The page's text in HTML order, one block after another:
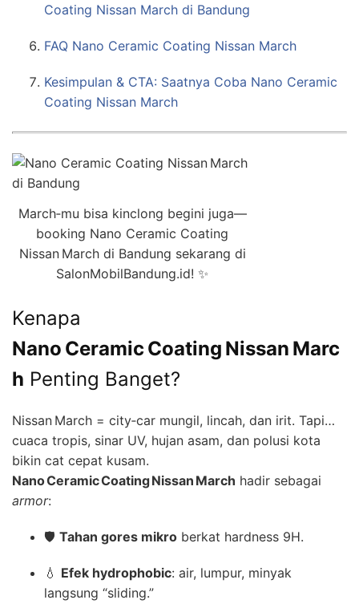
Coating Nissan March di Bandung
FAQ Nano Ceramic Coating Nissan March
Kesimpulan & CTA: Saatnya Coba Nano Ceramic
Coating Nissan March
March‑mu bisa kinclong begini juga—
booking Nano Ceramic Coating
Nissan March di Bandung sekarang di
SalonMobilBandung.id! ✨
Kenapa
Nano Ceramic Coating Nissan Marc
h Penting Banget?
Nissan March = city‑car mungil, lincah, dan irit. Tapi…
cuaca tropis, sinar UV, hujan asam, dan polusi kota
bikin cat cepat kusam.
Nano Ceramic Coating Nissan March hadir sebagai
armor:
🛡️ Tahan gores mikro berkat hardness 9H.
💧 Efek hydrophobic: air, lumpur, minyak
langsung “sliding.”